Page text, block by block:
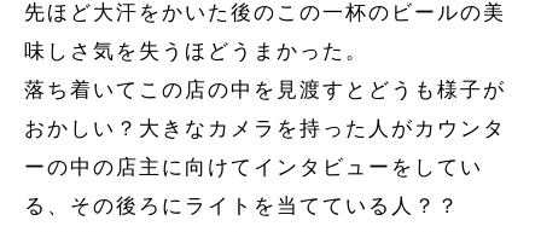
先ほど大汗をかいた後のこの一杯のビールの美
味しさ気を失うほどうまかった。
落ち着いてこの店の中を見渡すとどうも様子が
おかしい？大きなカメラを持った人がカウンタ
ーの中の店主に向けてインタビューをしてい
る、その後ろにライトを当てている人？？